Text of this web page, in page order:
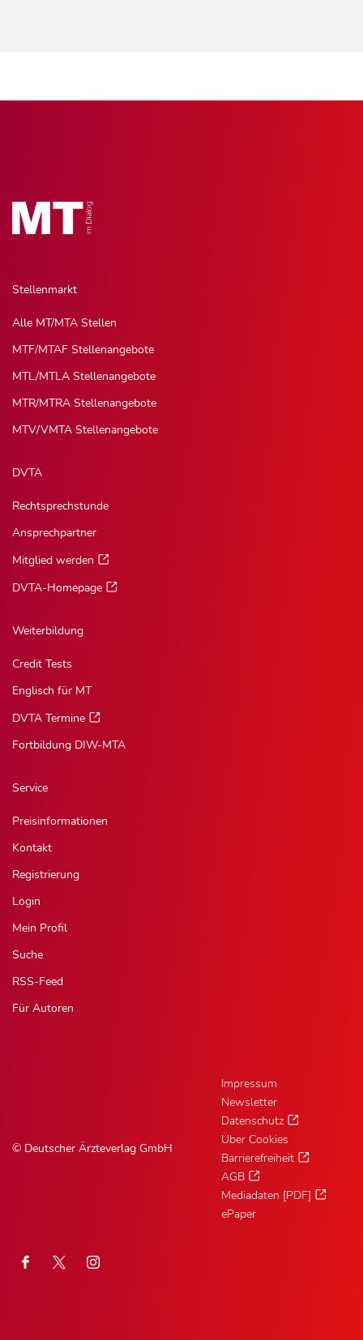
Stellenmarkt
Alle MT/MTA Stellen
MTF/MTAF Stellenangebote
MTL/MTLA Stellenangebote
MTR/MTRA Stellenangebote
MTV/VMTA Stellenangebote
DVTA
Rechtsprechstunde
Ansprechpartner
Mitglied werden
DVTA-Homepage
Weiterbildung
Credit Tests
Englisch für MT
DVTA Termine
Fortbildung DIW-MTA
Service
Preisinformationen
Kontakt
Registrierung
Login
Mein Profil
Suche
RSS-Feed
Für Autoren
© Deutscher Ärzteverlag GmbH
Impressum
Newsletter
Datenschutz
Über Cookies
Barrierefreiheit
AGB
Mediadaten [PDF]
ePaper